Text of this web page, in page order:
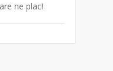
ne plac!